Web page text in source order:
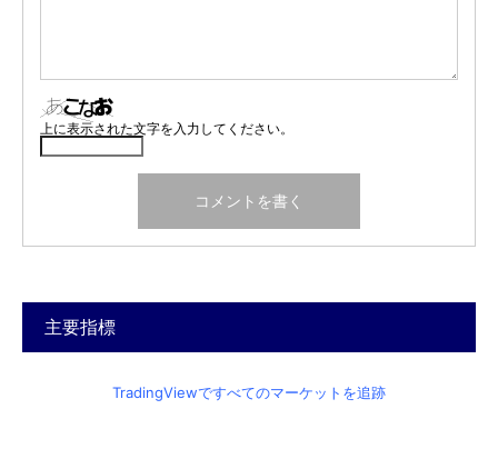
上に表示された文字を入力してください。
主要指標
TradingViewですべてのマーケットを追跡